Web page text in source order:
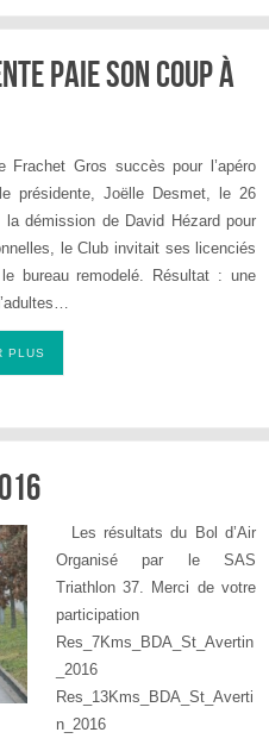
paie son coup à
Frachet Gros succès pour l’apéro
présidente, Joëlle Desmet, le 26
la démission de David Hézard pour
le Club invitait ses licenciés
bureau remodelé. Résultat : une
PLUS
Les résultats du Bol d’Air
Organisé par le SAS
Triathlon 37. Merci de votre
participation
Res_7Kms_BDA_St_Avertin
_2016
Res_13Kms_BDA_St_Averti
n_2016